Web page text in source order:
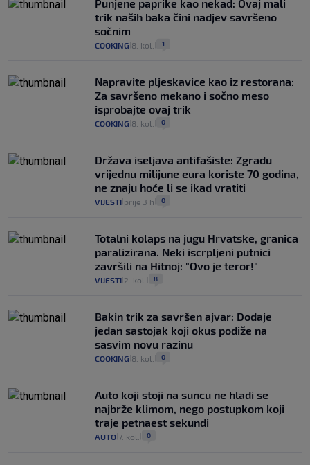
Punjene paprike kao nekad: Ovaj mali
trik naših baka čini nadjev savršeno
sočnim
COOKING 8. kol. 1
Napravite pljeskavice kao iz restorana:
Za savršeno mekano i sočno meso
isprobajte ovaj trik
COOKING 8. kol. 0
Država iseljava antifašiste: Zgradu
vrijednu milijune eura koriste 70 godina,
ne znaju hoće li se ikad vratiti
VIJESTI prije 3 h 0
Totalni kolaps na jugu Hrvatske, granica
paralizirana. Neki iscrpljeni putnici
završili na Hitnoj: "Ovo je teror!"
VIJESTI 2. kol. 8
Bakin trik za savršen ajvar: Dodaje
jedan sastojak koji okus podiže na
sasvim novu razinu
COOKING 8. kol. 0
Auto koji stoji na suncu ne hladi se
najbrže klimom, nego postupkom koji
traje petnaest sekundi
AUTO 7. kol. 0